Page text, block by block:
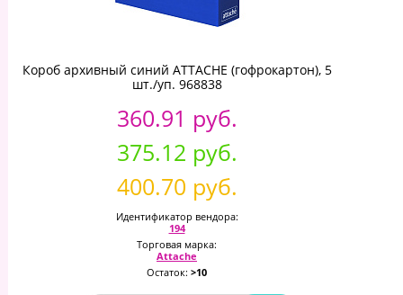
Короб архивный синий ATTACHE (гофрокартон), 5
шт./уп. 968838
360.91 руб.
375.12 руб.
400.70 руб.
Идентификатор вендора:
194
Торговая марка:
Attache
Остаток: >10